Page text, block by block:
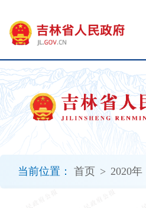
当前位置： 首页 > 2020年
开
无
障
碍
说
明
Alt